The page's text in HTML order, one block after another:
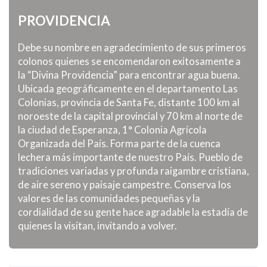
PROVIDENCIA
Debe su nombre en agradecimiento de sus primeros
colonos quienes se encomendaron exitosamente a
la “Divina Providencia” para encontrar agua buena.
Ubicada geográficamente en el departamento Las
Colonias, provincia de Santa Fe, distante 100 km al
noroeste de la capital provincial y 70 km al norte de
la ciudad de Esperanza, 1° Colonia Agrícola
Organizada del País. Forma parte de la cuenca
lechera más importante de nuestro País. Pueblo de
tradiciones variadas y profunda raigambre cristiana,
de aire sereno y paisaje campestre. Conserva los
valores de las comunidades pequeñas y la
cordialidad de su gente hace agradable la estadía de
quienes la visitan, invitando a volver.